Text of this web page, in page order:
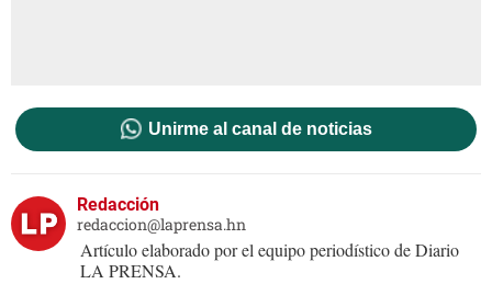
Unirme al canal de noticias
Redacción
redaccion@laprensa.hn
Artículo elaborado por el equipo periodístico de Diario
LA PRENSA.